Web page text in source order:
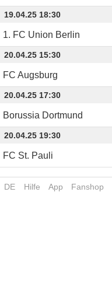
19.04.25 18:30
1. FC Union Berlin
20.04.25 15:30
FC Augsburg
20.04.25 17:30
Borussia Dortmund
20.04.25 19:30
FC St. Pauli
DE Hilfe App Fanshop